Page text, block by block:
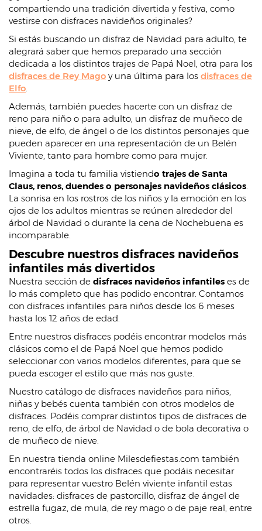
compartiendo una tradición divertida y festiva, como
vestirse con disfraces navideños originales?
Si estás buscando un disfraz de Navidad para adulto, te
alegrará saber que hemos preparado una sección
dedicada a los distintos trajes de Papá Noel, otra para los
disfraces de Rey Mago y una última para los disfraces de
Elfo.
Además, también puedes hacerte con un disfraz de
reno para niño o para adulto, un disfraz de muñeco de
nieve, de elfo, de ángel o de los distintos personajes que
pueden aparecer en una representación de un Belén
Viviente, tanto para hombre como para mujer.
Imagina a toda tu familia vistiendo trajes de Santa
Claus, renos, duendes o personajes navideños clásicos.
La sonrisa en los rostros de los niños y la emoción en los
ojos de los adultos mientras se reúnen alrededor del
árbol de Navidad o durante la cena de Nochebuena es
incomparable.
Descubre nuestros disfraces navideños
infantiles más divertidos
Nuestra sección de disfraces navideños infantiles es de
lo más completo que has podido encontrar. Contamos
con disfraces infantiles para niños desde los 6 meses
hasta los 12 años de edad.
Entre nuestros disfraces podéis encontrar modelos más
clásicos como el de Papá Noel que hemos podido
seleccionar con varios modelos diferentes, para que se
pueda escoger el estilo que más nos guste.
Nuestro catálogo de disfraces navideños para niños,
niñas y bebés cuenta también con otros modelos de
disfraces. Podéis comprar distintos tipos de disfraces de
reno, de elfo, de árbol de Navidad o de bola decorativa o
de muñeco de nieve.
En nuestra tienda online Milesdefiestas.com también
encontraréis todos los disfraces que podáis necesitar
para representar vuestro Belén viviente infantil estas
navidades: disfraces de pastorcillo, disfraz de ángel de
estrella fugaz, de mula, de rey mago o de paje real, entre
otros.